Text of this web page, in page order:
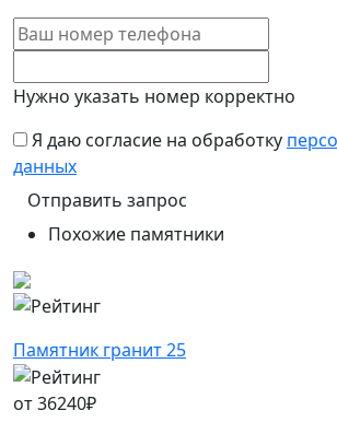
Нужно указать номер корректно
Я даю согласие на обработку
данных
Похожие памятники
Памятник гранит 25
от36240₽